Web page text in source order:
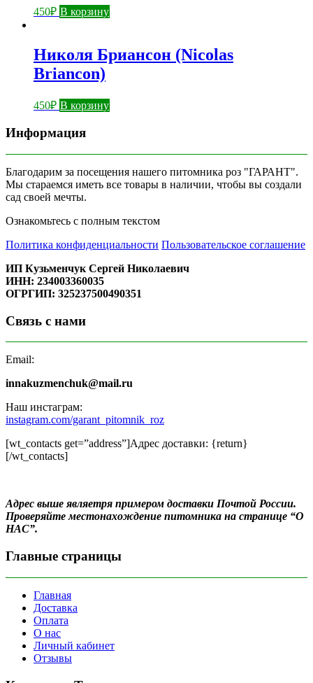
450₽ В корзину
Николя Бриансон (Nicolas
Briancon)
450₽ В корзину
Информация
Благодарим за посещения нашего питомника роз "ГАРАНТ".
Мы стараемся иметь все товары в наличии, чтобы вы создали
сад своей мечты.
Ознакомьтесь с полным текстом
Политика конфиденциальности Пользовательское соглашение
ИП Кузьменчук Сергей Николаевич
ИНН: 234003360035
ОГРГИП: 325237500490351
Связь с нами
Email:
innakuzmenchuk@mail.ru
Наш инстаграм:
instagram.com/garant_pitomnik_roz
[wt_contacts get=”address”]Адрес доставки: {return}
[/wt_contacts]
Адрес выше являетря примером доставки Почтой России.
Проверяйте местонахождение питомника на странице “О
НАС”.
Главные страницы
Главная
Доставка
Оплата
О нас
Личный кабинет
Отзывы